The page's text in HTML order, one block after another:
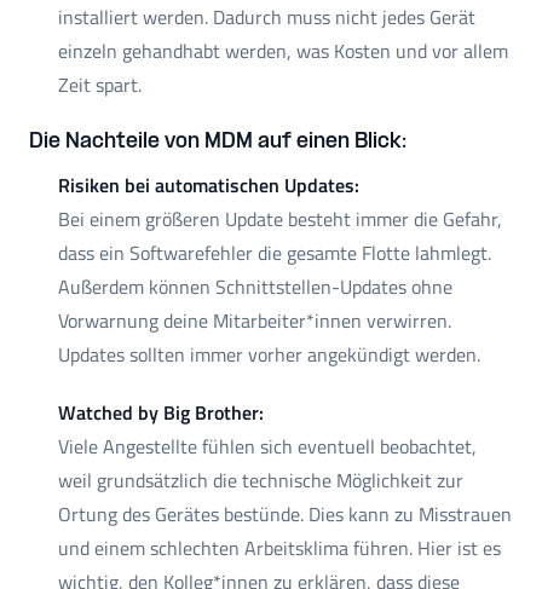
installiert werden. Dadurch muss nicht jedes Gerät
einzeln gehandhabt werden, was Kosten und vor allem
Zeit spart.
Die Nachteile von MDM auf einen Blick:
Risiken bei automatischen Updates:
Bei einem größeren Update besteht immer die Gefahr,
dass ein Softwarefehler die gesamte Flotte lahmlegt.
Außerdem können Schnittstellen-Updates ohne
Vorwarnung deine Mitarbeiter*innen verwirren.
Updates sollten immer vorher angekündigt werden.
Watched by Big Brother:
Viele Angestellte fühlen sich eventuell beobachtet,
weil grundsätzlich die technische Möglichkeit zur
Ortung des Gerätes bestünde. Dies kann zu Misstrauen
und einem schlechten Arbeitsklima führen. Hier ist es
wichtig, den Kolleg*innen zu erklären, dass diese